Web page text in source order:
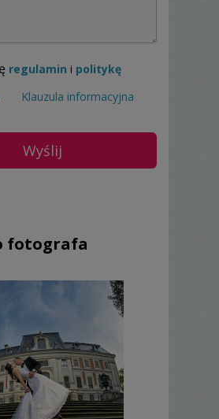
oraz wielu innych
jakości.
na terenie województwa
odleglejsze województwa.
i zaszczycony za
Was i uchwycenia
PAKIETY
usługi wyjątkowa
GRATIS!
(min. 200 obrobionych
na nośniku)
regulamin i politykę
Klauzula informacyjna
fotografa